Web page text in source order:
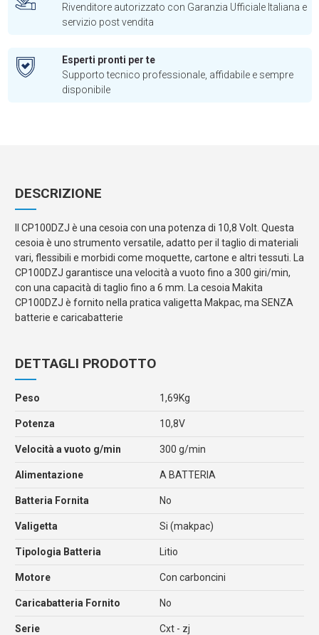
Rivenditore autorizzato con Garanzia Ufficiale Italiana e
servizio post vendita
Esperti pronti per te
Supporto tecnico professionale, affidabile e sempre
disponibile
DESCRIZIONE
Il CP100DZJ è una cesoia con una potenza di 10,8 Volt. Questa
cesoia è uno strumento versatile, adatto per il taglio di materiali
vari, flessibili e morbidi come moquette, cartone e altri tessuti. La
CP100DZJ garantisce una velocità a vuoto fino a 300 giri/min,
con una capacità di taglio fino a 6 mm. La cesoia Makita
CP100DZJ è fornito nella pratica valigetta Makpac, ma SENZA
batterie e caricabatterie
DETTAGLI PRODOTTO
Peso 1,69Kg
Potenza 10,8V
Velocità a vuoto g/min 300 g/min
Alimentazione A BATTERIA
Batteria Fornita No
Valigetta Si (makpac)
Tipologia Batteria Litio
Motore Con carboncini
Caricabatteria Fornito No
Serie Cxt - zj